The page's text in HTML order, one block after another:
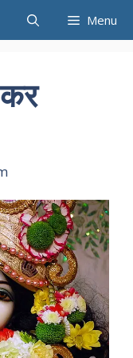
Menu